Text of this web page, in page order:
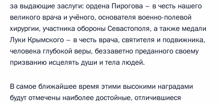
за выдающие заслуги: ордена Пирогова – в честь нашего
великого врача и учёного, основателя военно-полевой
хирургии, участника обороны Севастополя, а также медали
Луки Крымского – в честь врача, святителя и подвижника,
человека глубокой веры, беззаветно преданного своему
призванию исцелять души и тела людей.
В самое ближайшее время этими высокими наградами
будут отмечены наиболее достойные, отличившиеся